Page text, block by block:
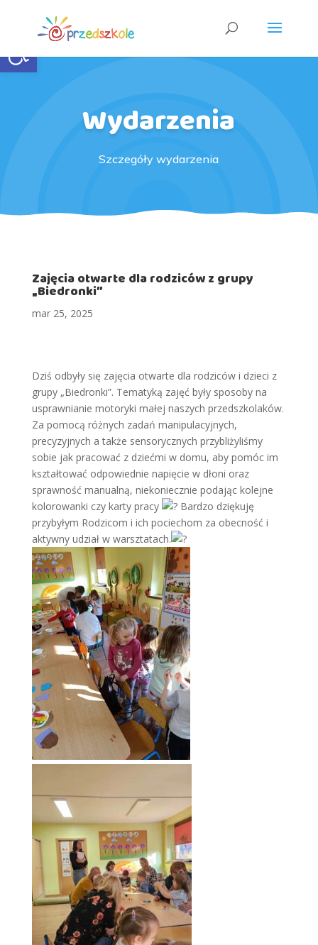
Open toolbar
Wydarzenia
Szczegóły wydarzenia
Zajęcia otwarte dla rodziców z grupy
„Biedronki”
mar 25, 2025
Dziś odbyły się zajęcia otwarte dla rodziców i dzieci z
grupy „Biedronki”. Tematyką zajęć były sposoby na
usprawnianie motoryki małej naszych przedszkolaków.
Za pomocą różnych zadań manipulacyjnych,
precyzyjnych a także sensorycznych przybliżyliśmy
sobie jak pracować z dziećmi w domu, aby pomóc im
kształtować odpowiednie napięcie w dłoni oraz
sprawność manualną, niekoniecznie podając kolejne
kolorowanki czy karty pracy
Bardzo dziękuję
przybyłym Rodzicom i ich pociechom za obecność i
aktywny udział w warsztatach.